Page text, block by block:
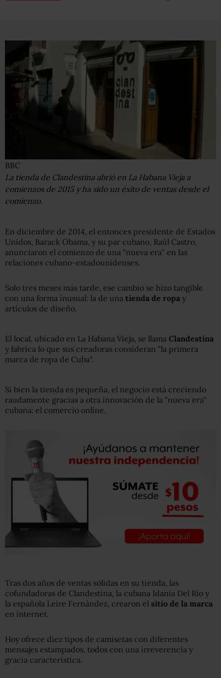
BBC
La tienda de Clandestina abrió en La Habana Vieja a
comienzos de 2015 y ha sido un éxito de ventas desde el
comienzo.
En diciembre de 2014, el entonces presidente de Estados
Unidos, Barack Obama, y su par cubano, Raúl Castro,
anunciaron el comienzo de una "nueva era" en las
relaciones cubano-estadounidenses.
Solo tres meses más tarde, ese cambio se hizo tangible
con una forma inusual: la de una tienda de ropa y
artículos de diseño.
El local, ubicado en La Habana Vieja, se llama Clandestina
y fabrica lo que sus creadoras consideran "la primera
marca de ropa de Cuba".
Si bien la tienda es pequeña, el negocio está creciendo
raudamente gracias a otra innovación de la "nueva era"
cubana: el comercio online.
Tras dos años de ventas sólidas en su tienda, las
cofundadoras de Clandestina, la cubana Idania Del Río y
la española Leire Fernández, crearon el sitio de la marca
en internet.
Hoy ofrece diez tipos de camisetas con diferentes
mensajes estampados, todos con una irreverencia y
gracia característica.